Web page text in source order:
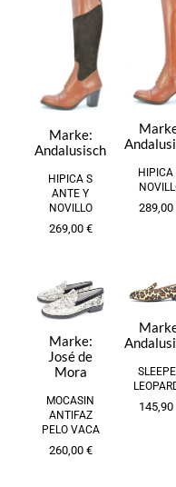
Marke:
Andalusisch
HIPICA S
ANTE Y
NOVILLO
269,00 €
HIPICA
289,00
Marke:
José de
Mora
MOCASIN
ANTIFAZ
PELO VACA
260,00 €
145,90